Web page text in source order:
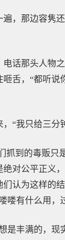
，那边容隽
话那头人物
舌，“都听说
“我只给三分
到的毒贩只
对公平正义
认为这样的
喽有什么用，
是丰满的，